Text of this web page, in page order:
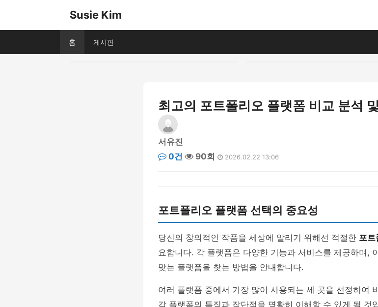
Susie Kim
홈 게시판
최고의 포트폴리오 플랫폼 비교 분석
서유진
0건
90회 2026.02.22 13:06
포트폴리오 플랫폼 선택의 중요성
당신의 창의적인 작품을 세상에 알리기 위해선 적절한 포트
요합니다. 각 플랫폼은 다양한 기능과 서비스를 제공하며,
맞는 플랫폼을 찾는 방법을 안내합니다.
여러 플랫폼 중에서 가장 많이 사용되는 세 곳을 선정하여
각 플랫폼의 특징과 장단점을 명확히 이해할 수 있게 될 것